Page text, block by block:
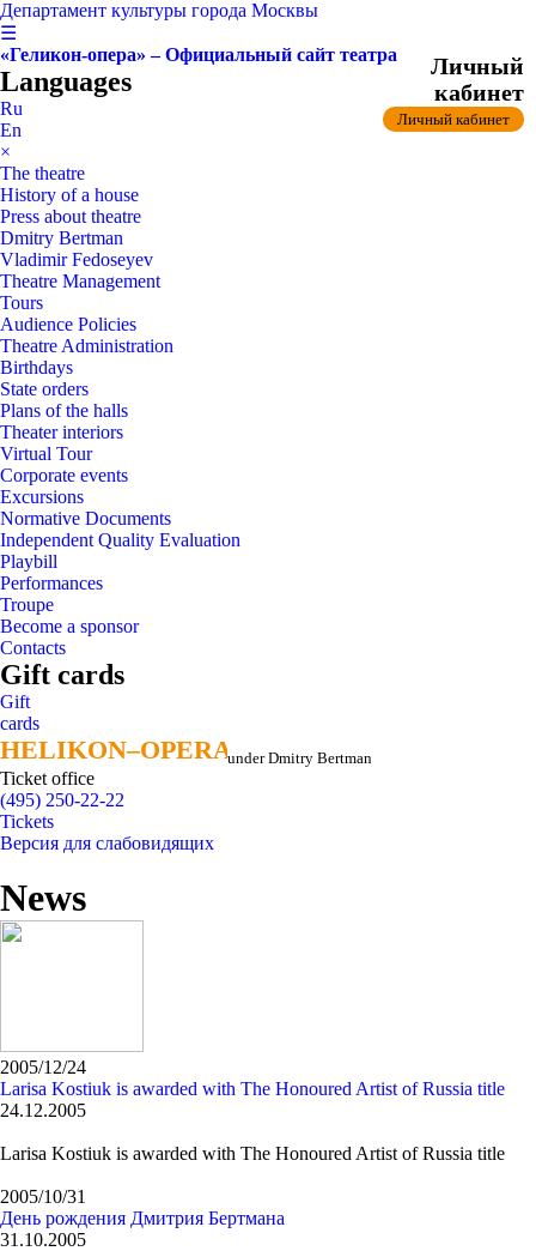
Департамент культуры города Москвы
☰
«Геликон-опера» – Официальный сайт театра
Languages
Ru
En
×
The theatre
History of a house
Press about theatre
Dmitry Bertman
Vladimir Fedoseyev
Theatre Management
Tours
Audience Policies
Theatre Administration
Birthdays
State orders
Plans of the halls
Theater interiors
Virtual Tour
Corporate events
Excursions
Normative Documents
Independent Quality Evaluation
Playbill
Performances
Troupe
Become a sponsor
Contacts
Gift cards
Gift
cards
HELIKON–OPERA
HELIKON–OPERAunder Dmitry Bertman
Ticket office
(495) 250-22-22
Личный
кабинет
Личный кабинет
Tickets
Версия для слабовидящих
News
2005/12/24
Larisa Kostiuk is awarded with The Honoured Artist of Russia title
24.12.2005
Larisa Kostiuk is awarded with The Honoured Artist of Russia title
2005/10/31
День рождения Дмитрия Бертмана
31.10.2005